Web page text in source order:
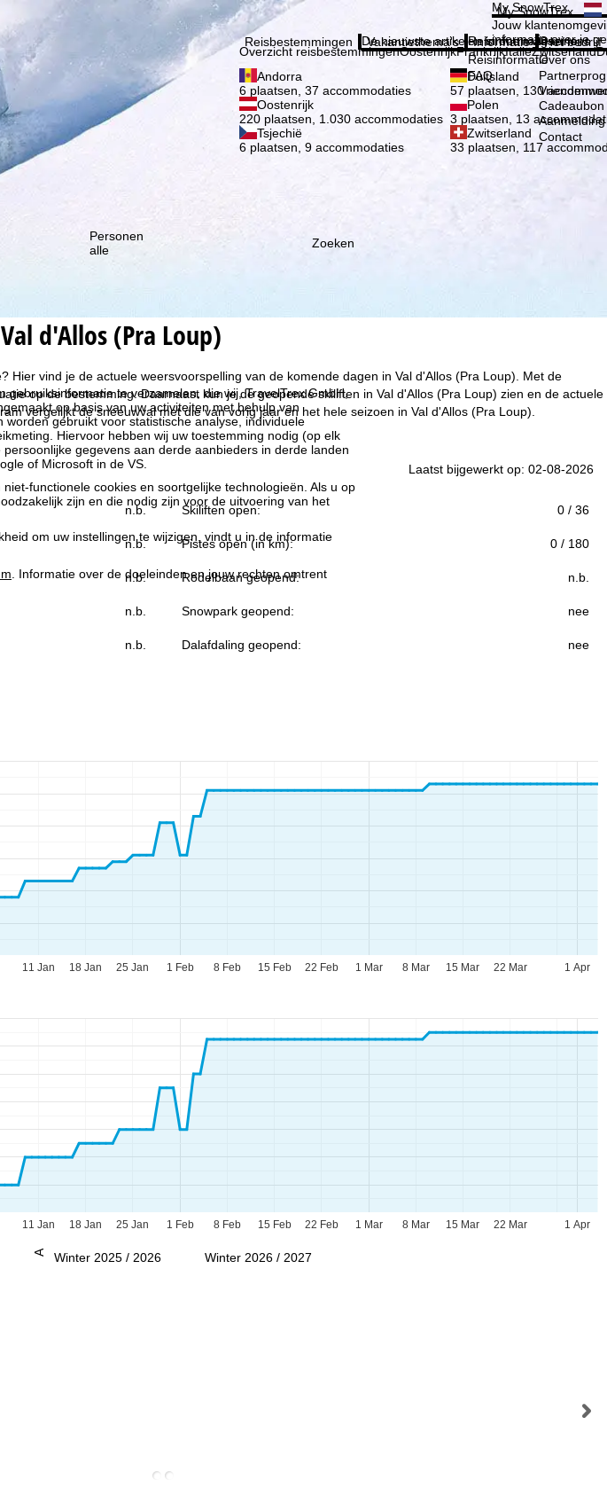
te verzamelen, die wij, TravelTrex GmbH,
op basis van uw activiteiten met behulp van
gebruikt voor statistische analyse, individuele
Hiervoor hebben wij uw toestemming nodig (op elk
gegevens aan derde aanbieders in derde landen
of Microsoft in de VS.
functionele cookies en soortgelijke technologieën. Als u op
zijn en die nodig zijn voor de uitvoering van het
om uw instellingen te wijzigen, vindt u in de informatie
. Informatie over de doeleinden en jouw rechten omtrent
Advies
My SnowTrex
My SnowTrex
Jouw
informatie over je
Reisbestemmingen
Overzicht reisbestemmingenOostenrijkFrankrijkItaliëZwitserland
Andorra
6 plaatsen, 37 accommodaties
Duitsland
57 plaatsen, 130
Oostenrijk
220 plaatsen, 1.030 accommodaties
Polen
3 plaatsen, 13
Tsjechië
6 plaatsen, 9 accommodaties
Zwitserland
33 plaatsen, 117
Vakantiethema's
De nieuwste artikelen in ons magazine
Informatie
Reisinformatie
Reisinformatie
FAQ
Het bedrijf
Over ons
Over ons
Cadeaubon
Contact
Personen
alle
Zoeken
d'Allos (Pra Loup)
Hier vind je de actuele weersvoorspelling van de komende dagen in Val d'Allos (Pra Loup). Met de
op de bestemming. Daarnaast kun je de geopende skiliften in Val d'Allos (Pra Loup) zien en de actuele
vergelijkt de sneeuwval met die van vorig jaar en het hele seizoen in Val d'Allos (Pra Loup).
Laatst bijgewerkt op: 02-08-2026
n.b. Skiliften open: 0 / 36
n.b. Pistes open (in km): 0 / 180
n.b. Rodelbaan geopend: n.b.
n.b. Snowpark geopend: nee
n.b. Dalafdaling geopend: nee
1 Feb 1 Mar 1 Apr
11 Jan 18 Jan 25 Jan 8 Feb 15 Feb 22 Feb 8 Mar 15 Mar 22 Mar
1 Feb 1 Mar 1 Apr
11 Jan 18 Jan 25 Jan 8 Feb 15 Feb 22 Feb 8 Mar 15 Mar 22 Mar
Winter 2025 / 2026 Winter 2026 / 2027